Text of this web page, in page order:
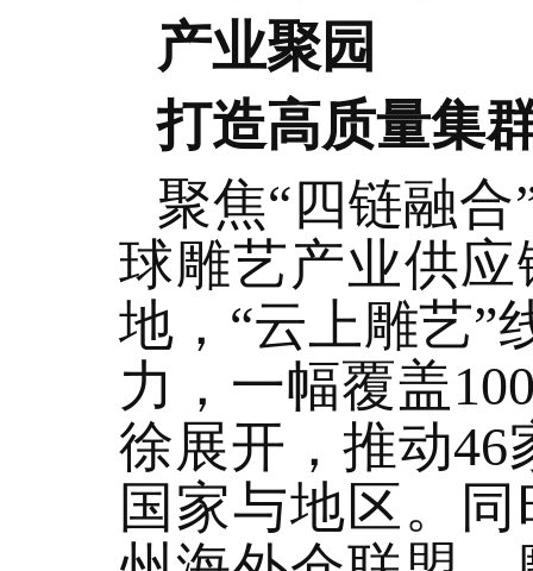
产业聚园
打造高质量集
聚焦“四链融
球雕艺产业供
地，“云上雕艺”
力，一幅覆盖
徐展开，推动46
国家与地区。